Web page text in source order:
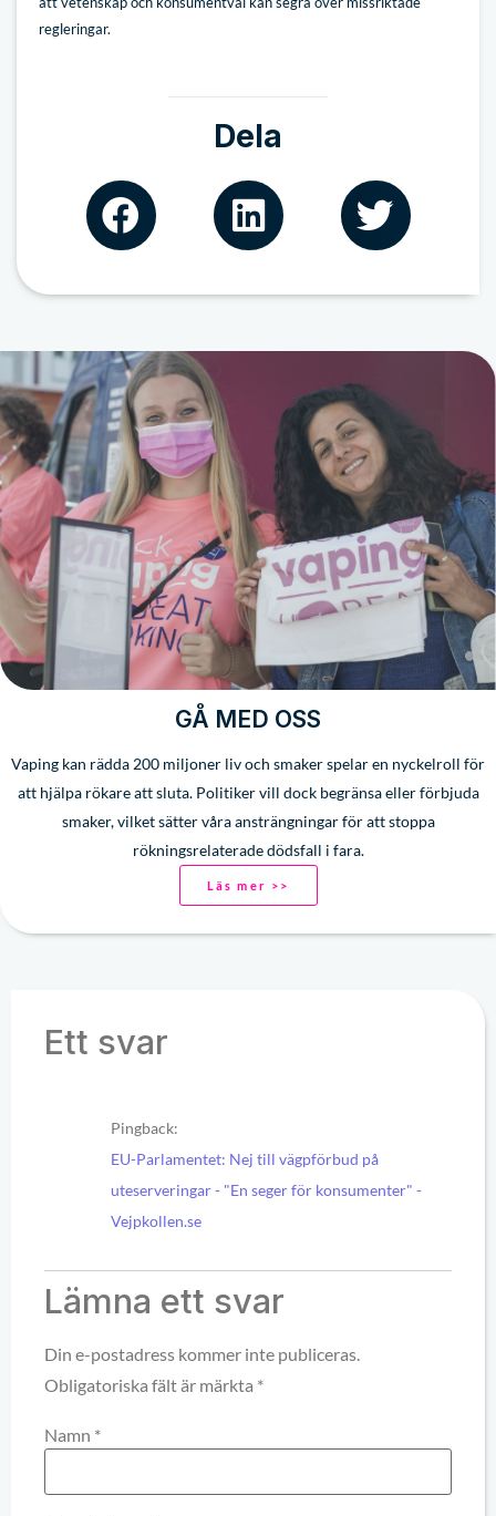
regleringar.
Dela
GÅ MED OSS
Vaping kan rädda 200 miljoner liv och smaker spelar en nyckelroll för
att hjälpa rökare att sluta. Politiker vill dock begränsa eller förbjuda
smaker, vilket sätter våra ansträngningar för att stoppa
rökningsrelaterade dödsfall i fara.
Läs mer >>
Ett svar
Pingback:
EU-Parlamentet: Nej till vägpförbud på
uteserveringar - "En seger för konsumenter" -
Vejpkollen.se
Lämna ett svar
Din e-postadress kommer inte publiceras.
Obligatoriska fält är märkta *
Namn *